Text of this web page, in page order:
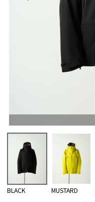
BLACK MUSTARD